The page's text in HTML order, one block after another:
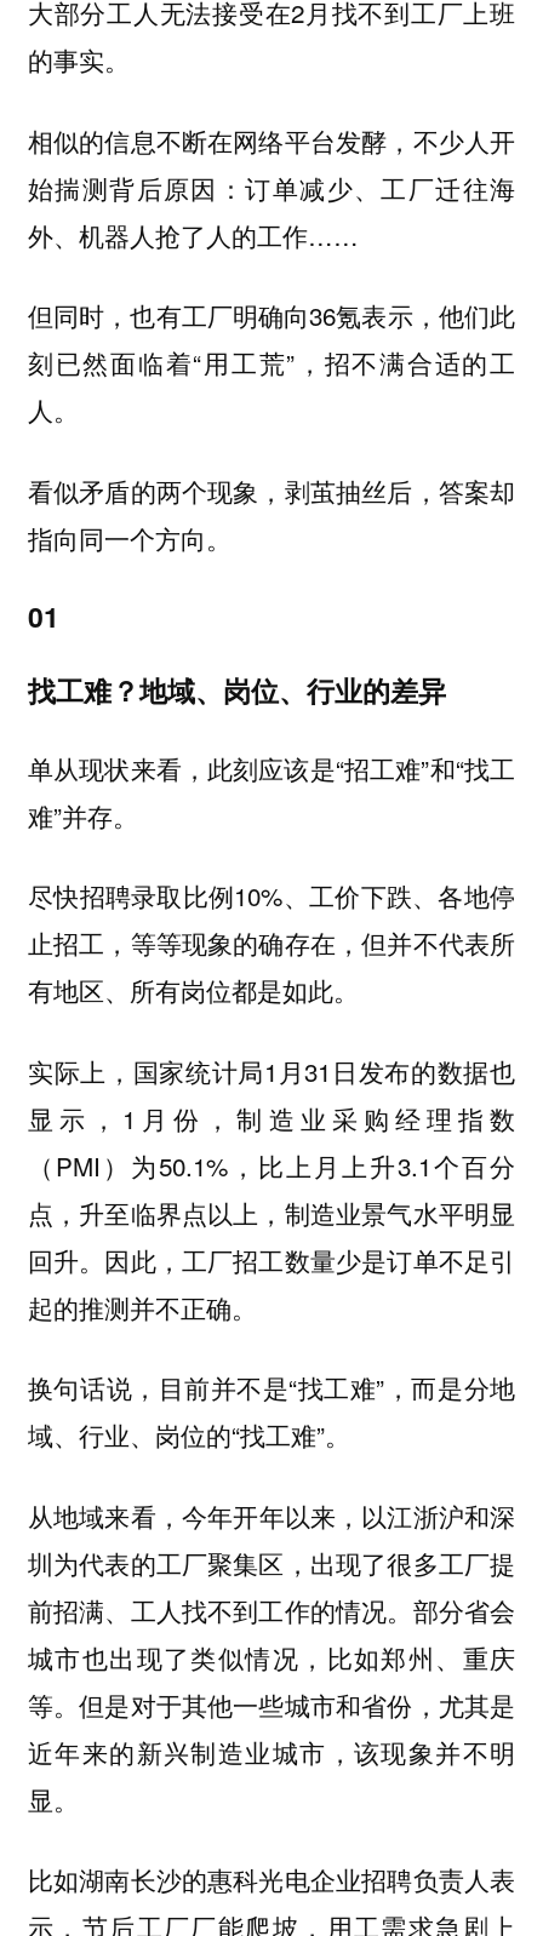
大部分工人无法接受在2月找不到工厂上班
的事实。
相似的信息不断在网络平台发酵，不少人开
始揣测背后原因：订单减少、工厂迁往海
外、机器人抢了人的工作……
但同时，也有工厂明确向36氪表示，他们此
刻已然面临着“用工荒”，招不满合适的工
人。
看似矛盾的两个现象，剥茧抽丝后，答案却
指向同一个方向。
01
找工难？地域、岗位、行业的差异
单从现状来看，此刻应该是“招工难”和“找工
难”并存。
尽快招聘录取比例10%、工价下跌、各地停
止招工，等等现象的确存在，但并不代表所
有地区、所有岗位都是如此。
实际上，国家统计局1月31日发布的数据也
显示，1月份，制造业采购经理指数
（PMI）为50.1%，比上月上升3.1个百分
点，升至临界点以上，制造业景气水平明显
回升。因此，工厂招工数量少是订单不足引
起的推测并不正确。
换句话说，目前并不是“找工难”，而是分地
域、行业、岗位的“找工难”。
从地域来看 ，今年开年以来，以江浙沪和深
圳为代表的工厂聚集区，出现了很多工厂提
前招满、工人找不到工作的情况。部分省会
城市也出现了类似情况，比如郑州、重庆
等。但是对于其他一些城市和省份，尤其是
近年来的新兴制造业城市，该现象并不明
显。
比如湖南长沙的惠科光电企业招聘负责人表
示，节后工厂厂能爬坡，用工需求急剧上